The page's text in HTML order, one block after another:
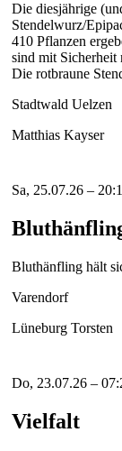
Die diesjährige
Stendelwurz/
410 Pflanzen
sind mit Sicherheit
Die rotbraune
Stadtwald Uelzen
Matthias Kayser
Sa, 25.07.26 –
Bluthänfling hält
Varendorf
Lüneburg Torsten
Do, 23.07.26 –
Vielfalt